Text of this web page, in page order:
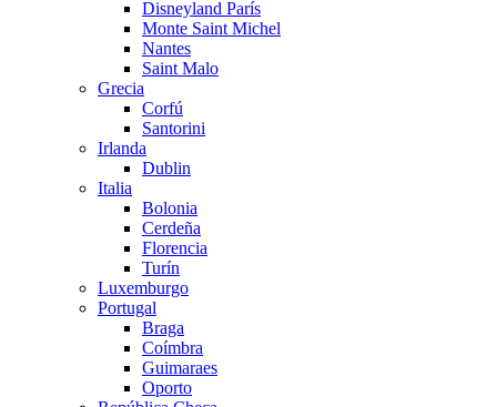
Disneyland París
Monte Saint Michel
Nantes
Saint Malo
Grecia
Corfú
Santorini
Irlanda
Dublin
Italia
Bolonia
Cerdeña
Florencia
Turín
Luxemburgo
Portugal
Braga
Coímbra
Guimaraes
Oporto